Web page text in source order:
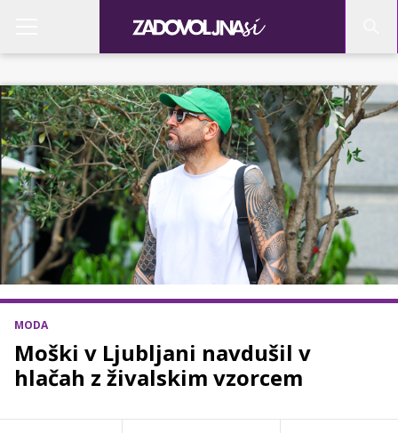
MODA
Moški v Ljubljani navdušil v
hlačah z živalskim vzorcem